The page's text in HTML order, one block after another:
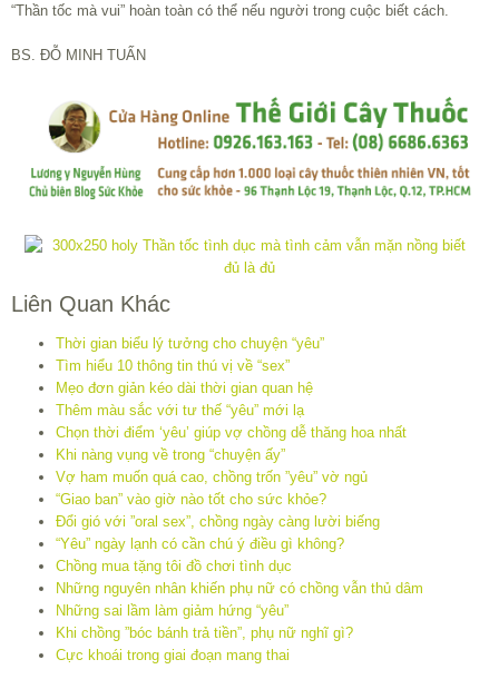
“Thần tốc mà vui” hoàn toàn có thể nếu người trong cuộc biết cách.
BS. ĐỖ MINH TUẤN
Liên Quan Khác
Thời gian biểu lý tưởng cho chuyện “yêu”
Tìm hiểu 10 thông tin thú vị về “sex”
Mẹo đơn giản kéo dài thời gian quan hệ
Thêm màu sắc với tư thế “yêu” mới lạ
Chọn thời điểm ‘yêu’ giúp vợ chồng dễ thăng hoa nhất
Khi nàng vụng về trong “chuyện ấy”
Vợ ham muốn quá cao, chồng trốn ”yêu” vờ ngủ
“Giao ban” vào giờ nào tốt cho sức khỏe?
Đổi gió với ”oral sex”, chồng ngày càng lười biếng
“Yêu” ngày lạnh có cần chú ý điều gì không?
Chồng mua tặng tôi đồ chơi tình dục
Những nguyên nhân khiến phụ nữ có chồng vẫn thủ dâm
Những sai lầm làm giảm hứng “yêu”
Khi chồng ”bóc bánh trả tiền”, phụ nữ nghĩ gì?
Cực khoái trong giai đoạn mang thai